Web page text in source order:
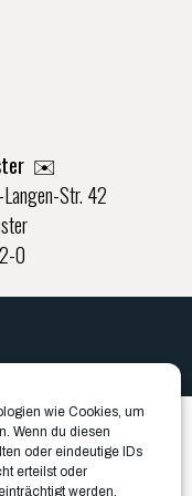
wie Cookies, um
Wenn du diesen
oder eindeutige IDs
erteilst oder
werden.
✉️
Str. 42
0